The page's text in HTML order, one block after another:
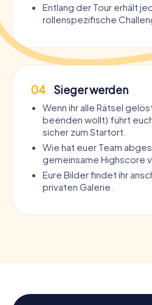
Entlang der Tour erhält
rollenspezifische
04 Sieger werden
Wenn ihr alle Rätsel
beenden wollt) führt
sicher zum Startort.
Wie hat euer Team
gemeinsame Highscore
Eure Bilder findet ihr
privaten Galerie.